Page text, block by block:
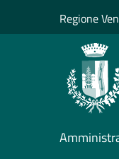
Regione